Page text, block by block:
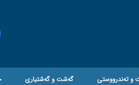
و تەندرووستی گه‌شت و گه‌شتیاری